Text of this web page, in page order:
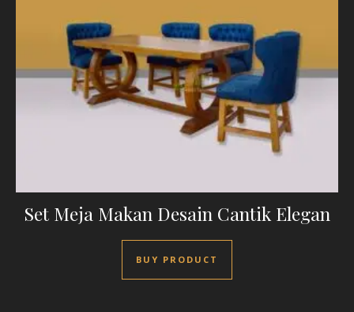
Set Meja Makan Desain Cantik Elegan
BUY PRODUCT